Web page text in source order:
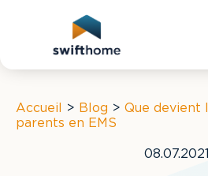
RETOUR
Accueil > Blog > Que devient
parents en EMS
08.07.2021